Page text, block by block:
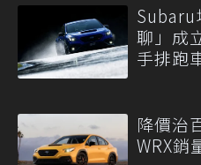
Subaru
聊」成
手排跑
降價治
WRX銷